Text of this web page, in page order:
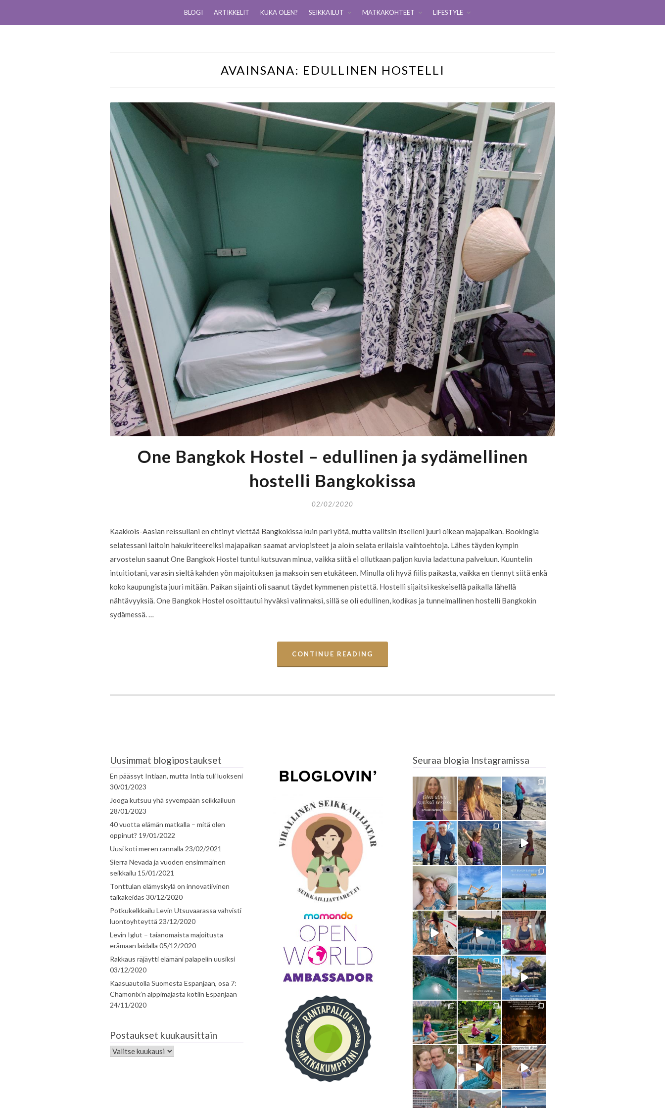
BLOGI ARTIKKELIT KUKA OLEN? SEIKKAILUT MATKAKOHTEET LIFESTYLE
AVAINSANA: EDULLINEN HOSTELLI
One Bangkok Hostel – edullinen ja sydämellinen
hostelli Bangkokissa
02/02/2020
Kaakkois-Aasian reissullani en ehtinyt viettää Bangkokissa kuin pari yötä, mutta valitsin itselleni juuri oikean majapaikan. Bookingia
selatessani laitoin hakukriteereiksi majapaikan saamat arviopisteet ja aloin selata erilaisia vaihtoehtoja. Lähes täyden kympin
arvostelun saanut One Bangkok Hostel tuntui kutsuvan minua, vaikka siitä ei ollutkaan paljon kuvia ladattuna palveluun. Kuuntelin
intuitiotani, varasin sieltä kahden yön majoituksen ja maksoin sen etukäteen. Minulla oli hyvä fiilis paikasta, vaikka en tiennyt siitä enkä
koko kaupungista juuri mitään. Paikan sijainti oli saanut täydet kymmenen pistettä. Hostelli sijaitsi keskeisellä paikalla lähellä
nähtävyyksiä. One Bangkok Hostel osoittautui hyväksi valinnaksi, sillä se oli edullinen, kodikas ja tunnelmallinen hostelli Bangkokin
sydämessä. …
CONTINUE READING
Uusimmat blogipostaukset
En päässyt Intiaan, mutta Intia tuli luokseni
30/01/2023
Jooga kutsuu yhä syvempään seikkailuun
28/01/2023
40 vuotta elämän matkalla – mitä olen
oppinut? 19/01/2022
Uusi koti meren rannalla 23/02/2021
Sierra Nevada ja vuoden ensimmäinen
seikkailu 15/01/2021
Tonttulan elämyskylä on innovatiivinen
taikakeidas 30/12/2020
Potkukelkkailu Levin Utsuvaarassa vahvisti
luontoyhteyttä 23/12/2020
Levin Iglut – taianomaista majoitusta
erämaan laidalla 05/12/2020
Rakkaus räjäytti elämäni palapelin uusiksi
03/12/2020
Kaasuautolla Suomesta Espanjaan, osa 7:
Chamonix’n alppimajasta kotiin Espanjaan
24/11/2020
Postaukset kuukausittain
Seuraa blogia Instagramissa